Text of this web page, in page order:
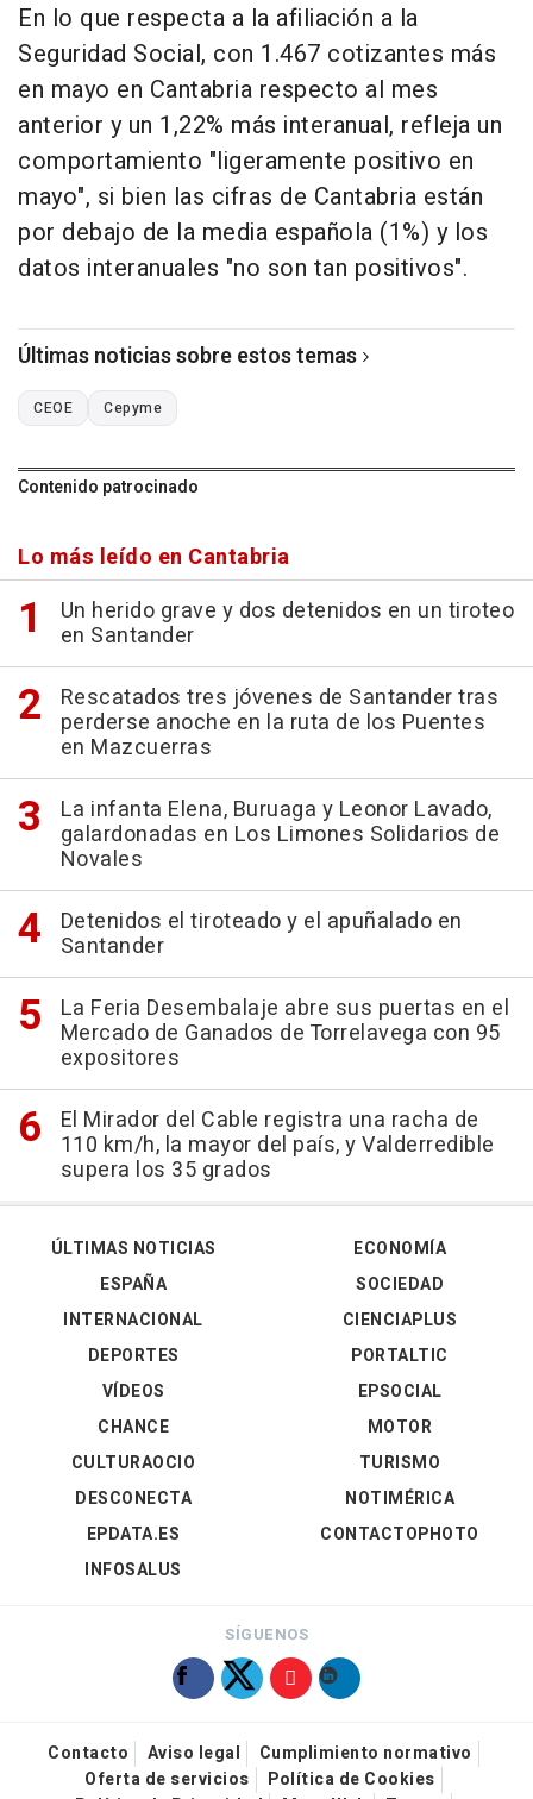
En lo que respecta a la afiliación a la
Seguridad Social, con 1.467 cotizantes más
en mayo en Cantabria respecto al mes
anterior y un 1,22% más interanual, refleja un
comportamiento "ligeramente positivo en
mayo", si bien las cifras de Cantabria están
por debajo de la media española (1%) y los
datos interanuales "no son tan positivos".
Últimas noticias sobre estos temas
CEOE Cepyme
Contenido patrocinado
Lo más leído en Cantabria
Un herido grave y dos detenidos en un tiroteo
en Santander
Rescatados tres jóvenes de Santander tras
perderse anoche en la ruta de los Puentes
en Mazcuerras
La infanta Elena, Buruaga y Leonor Lavado,
galardonadas en Los Limones Solidarios de
Novales
Detenidos el tiroteado y el apuñalado en
Santander
La Feria Desembalaje abre sus puertas en el
Mercado de Ganados de Torrelavega con 95
expositores
El Mirador del Cable registra una racha de
110 km/h, la mayor del país, y Valderredible
supera los 35 grados
ÚLTIMAS NOTICIAS
ESPAÑA
INTERNACIONAL
DEPORTES
VÍDEOS
ECONOMÍA
SOCIEDAD
CIENCIAPLUS
PORTALTIC
EPSOCIAL
CHANCE
CULTURAOCIO
DESCONECTA
EPDATA.ES
INFOSALUS
MOTOR
TURISMO
NOTIMÉRICA
CONTACTOPHOTO
SÍGUENOS
Contacto Aviso legal
Cumplimiento normativo
Oferta de servicios
Política de Cookies